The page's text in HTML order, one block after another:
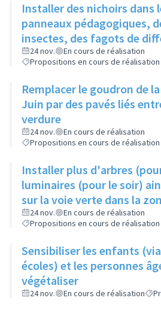
Installer des nichoirs dans
panneaux pédagogiques,
insectes, des fagots de
pour stimuler la
Château à la Roue
24 nov.
En cours de réalisation
Propositions en cours de réalisation
Remplacer le goudron de
Juin par des pavés liés
verdure
24 nov.
En cours de réalisation
Propositions en cours de réalisation
Installer plus d'arbres
luminaires (pour le soir)
sur la voie verte dans la
et la rue de l'Industrie
24 nov.
En cours de réalisation
Propositions en cours de réalisation
Sensibiliser les enfants
écoles) et les personnes
végétaliser
24 nov. En cours de réalisation